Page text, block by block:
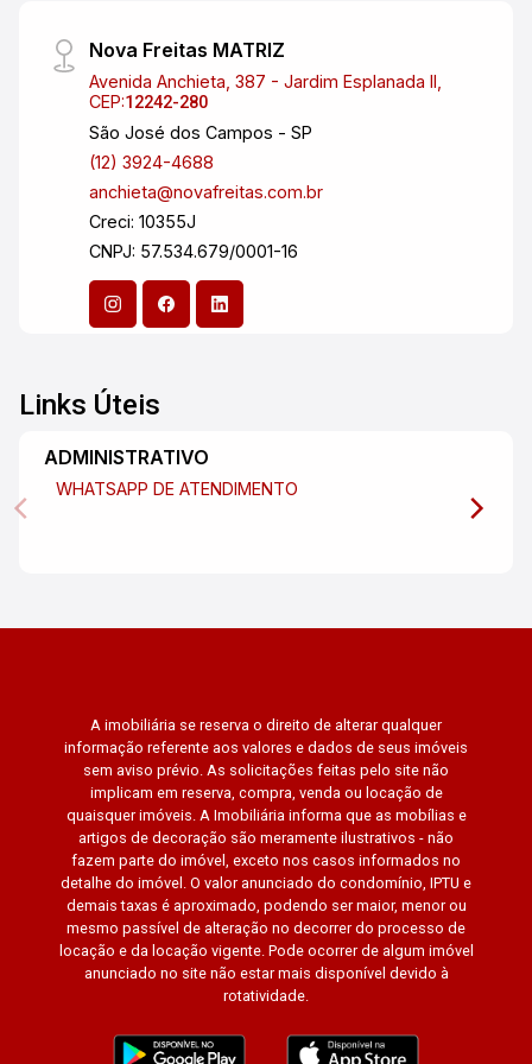
Nova Freitas MATRIZ
Avenida Anchieta, 387 - Jardim Esplanada II,
CEP:12242-280
São José dos Campos - SP
(12) 3924-4688
anchieta@novafreitas.com.br
Creci: 10355J
CNPJ: 57.534.679/0001-16
Links Úteis
ADMINISTRATIVO
WHATSAPP DE ATENDIMENTO
A imobiliária se reserva o direito de alterar qualquer
informação referente aos valores e dados de seus imóveis
sem aviso prévio. As solicitações feitas pelo site não
implicam em reserva, compra, venda ou locação de
quaisquer imóveis. A Imobiliária informa que as mobílias e
artigos de decoração são meramente ilustrativos - não
fazem parte do imóvel, exceto nos casos informados no
detalhe do imóvel. O valor anunciado do condomínio, IPTU e
demais taxas é aproximado, podendo ser maior, menor ou
mesmo passível de alteração no decorrer do processo de
locação e da locação vigente. Pode ocorrer de algum imóvel
anunciado no site não estar mais disponível devido à
rotatividade.